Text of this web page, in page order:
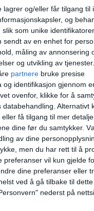
lagrer og/eller får tilgang til
og
som unike
sendt av en enhet for
måling av annonsering
og utvikling av tjenester.
partnere bruke presise
identifikasjon gjennom
ovenfor, klikke for å
databehandling. Alternativt
få tilgang til mer
dine før du samtykker.
av dine
men du har rett til å
preferanser vil kun gjelde
dine preferanser eller
ved å gå tilbake til
nederst på
-
videregående -
- 53,3
- 50,9 poneng
- 50,4
videregående -